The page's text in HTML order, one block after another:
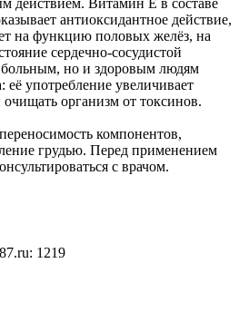
антиоксидантное действие,
на функцию половых желёз, на
сердечно-сосудистой
но и здоровым людям
её употребление увеличивает
очищать организм от токсинов.
компонентов,
грудью. Перед применением
с врачом.
1219